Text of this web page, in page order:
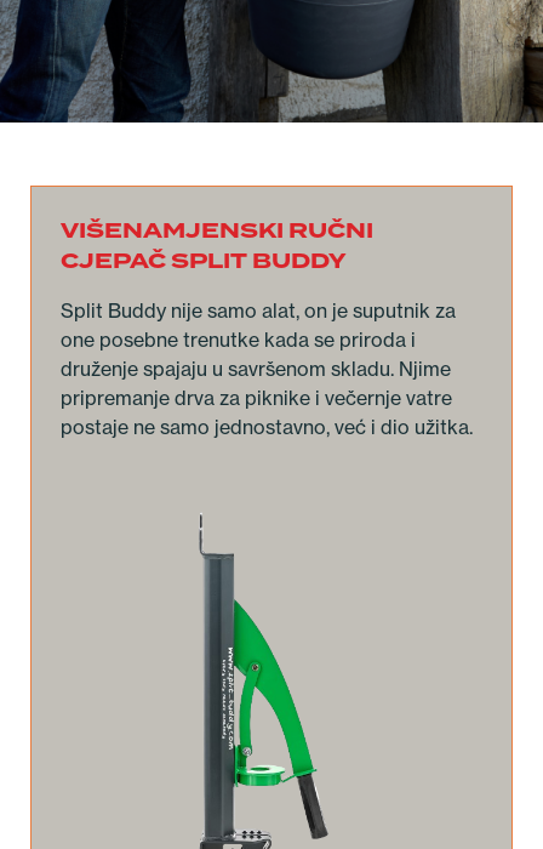
VIŠENAMJENSKI RUČNI
CJEPAČ SPLIT BUDDY
Split Buddy nije samo alat, on je suputnik za
one posebne trenutke kada se priroda i
druženje spajaju u savršenom skladu. Njime
pripremanje drva za piknike i večernje vatre
postaje ne samo jednostavno, već i dio užitka.